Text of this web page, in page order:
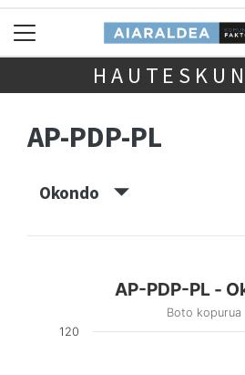
AP-PDP-PL
Okondo
AP-PDP-PL -
Boto kopurua
120